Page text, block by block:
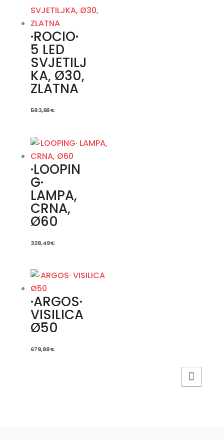
·ROCIO·
5 LED
SVJETILJ
KA, Ø30,
ZLATNA
583,98€
·LOOPIN
G·
LAMPA,
CRNA,
Ø60
328,49€
·ARGOS·
VISILICA
Ø50
678,88€